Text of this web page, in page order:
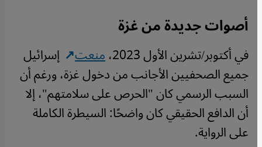
أصوات جديدة من غزة
في أكتوبر/تشرين الأول 2023، منعت إسرائيل
جميع الصحفيين الأجانب من دخول غزة، ورغم أن
السبب الرسمي كان "الحرص على سلامتهم"، إلا
أن الدافع الحقيقي كان واضحًا: السيطرة الكاملة
على الرواية.